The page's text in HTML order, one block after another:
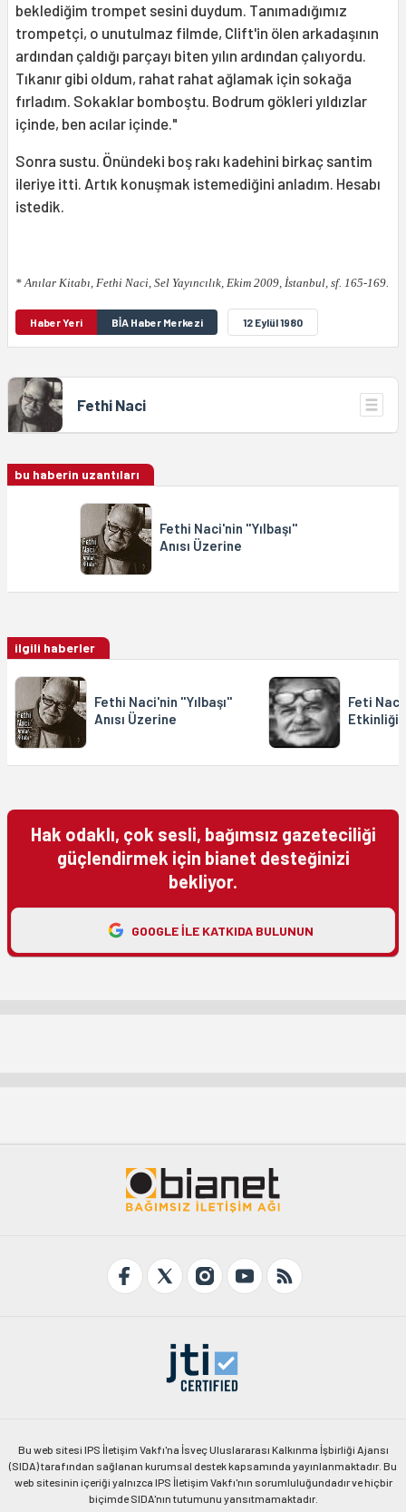
beklediğim trompet sesini duydum. Tanımadığımız
trompetçi, o unutulmaz filmde, Clift'in ölen arkadaşının
ardından çaldığı parçayı biten yılın ardından çalıyordu.
Tıkanır gibi oldum, rahat rahat ağlamak için sokağa
fırladım. Sokaklar bomboştu. Bodrum gökleri yıldızlar
içinde, ben acılar içinde."
Sonra sustu. Önündeki boş rakı kadehini birkaç santim
ileriye itti. Artık konuşmak istemediğini anladım. Hesabı
istedik.
* Anılar Kitabı, Fethi Naci, Sel Yayıncılık, Ekim 2009, İstanbul, sf. 165-169.
Haber Yeri BİA Haber Merkezi 12 Eylül 1980
Fethi Naci
bu haberin uzantıları
Fethi Naci'nin ''Yılbaşı''
Anısı Üzerine
ilgili haberler
Fethi Naci'nin ''Yılbaşı''
Anısı Üzerine
Feti
Hak odaklı, çok sesli, bağımsız gazeteciliği
güçlendirmek için bianet desteğinizi
bekliyor.
GOOGLE ILE KATKIDA BULUNUN
Bu web sitesi IPS İletişim Vakfı'na İsveç Uluslararası Kalkınma İşbirliği Ajansı
(SIDA) tarafından sağlanan kurumsal destek kapsamında yayınlanmaktadır. Bu
web sitesinin içeriği yalnızca IPS İletişim Vakfı'nın sorumluluğundadır ve hiçbir
biçimde SIDA'nın tutumunu yansıtmamaktadır.